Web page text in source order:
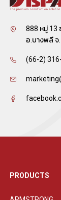
888 หมู่ 13
อ.บางพลี จ
(66-2)
PRODUCTS